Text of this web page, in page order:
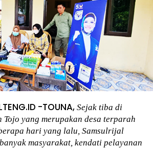
-TOUNA, Sejak tiba di
Tojo yang merupakan desa terparah
hari yang lalu, Samsulrijal
masyarakat, kendati pelayanan